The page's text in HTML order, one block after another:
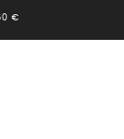
€